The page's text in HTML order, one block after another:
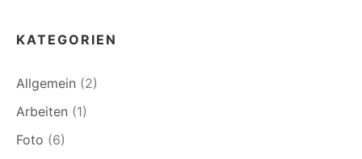
KATEGORIEN
Allgemein (2)
Arbeiten (1)
Foto (6)